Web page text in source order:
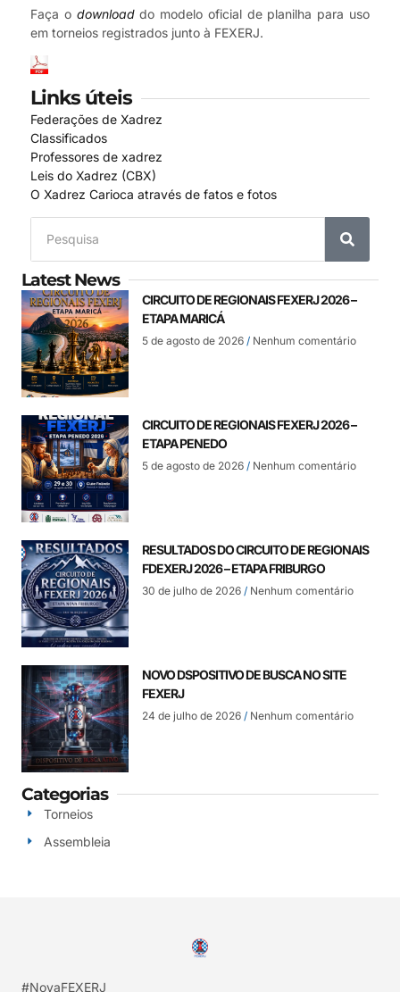
Faça o downloaddo modelo oficial de planilha para uso
em torneios registrados junto à FEXERJ.
Links úteis
Federações de Xadrez
Classificados
Professores de xadrez
Leis do Xadrez (CBX)
O Xadrez Carioca através de fatos e fotos
Latest News
CIRCUITO DE REGIONAIS FEXERJ 2026 –
ETAPA MARICÁ
5 de agosto de 2026 Nenhum comentário
CIRCUITO DE REGIONAIS FEXERJ 2026 –
ETAPA PENEDO
5 de agosto de 2026 Nenhum comentário
RESULTADOS DO CIRCUITO DE REGIONAIS
FDEXERJ 2026 – ETAPA FRIBURGO
30 de julho de 2026 Nenhum comentário
NOVO DSPOSITIVO DE BUSCA NO SITE
FEXERJ
24 de julho de 2026 Nenhum comentário
Categorias
Torneios
Assembleia
#NovaFEXERJ